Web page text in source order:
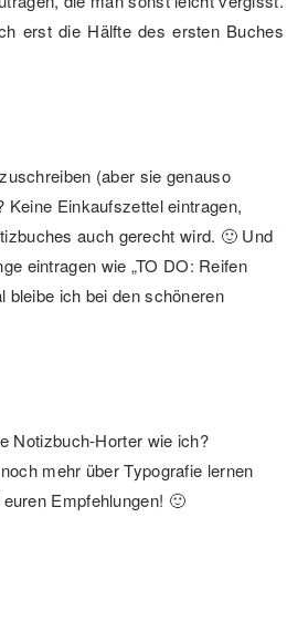
erst die Hälfte des ersten Buches
(aber sie genauso
Einkaufszettel eintragen,
auch gerecht wird. 🙂 Und
eintragen wie „TO DO: Reifen
bleibe ich bei den schöneren
Notizbuch-Horter wie ich?
mehr über Typografie lernen
Empfehlungen! 🙂